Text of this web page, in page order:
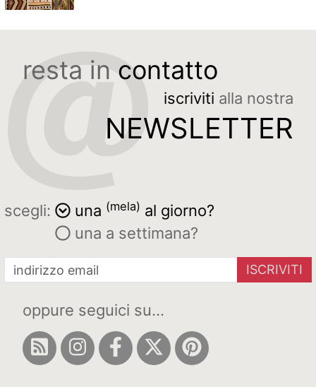
resta in contatto
iscriviti alla nostra
NEWSLETTER
scegli: una (mela) al giorno?
una a settimana?
ISCRIVITI
oppure seguici su...